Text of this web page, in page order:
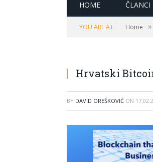
HOME ČLANCI
YOU ARE AT: Home »
Hrvatski
BY DAVID OREŠKOVIĆ ON